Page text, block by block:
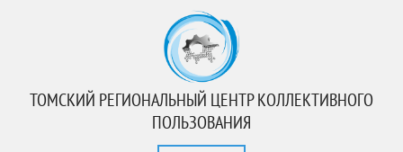
ТОМСКИЙ РЕГИОНАЛЬНЫЙ ЦЕНТР КОЛЛЕКТИВНОГО
ПОЛЬЗОВАНИЯ